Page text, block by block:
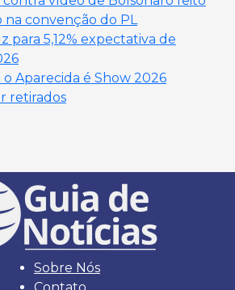
na convenção do PL
para 5,12% expectativa de
o Aparecida é Show 2026
retirados
Sobre Nós